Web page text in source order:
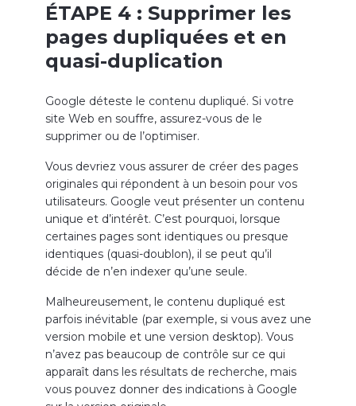
ÉTAPE 4 : Supprimer les
pages dupliquées et en
quasi-duplication
Google déteste le contenu dupliqué. Si votre
site Web en souffre, assurez-vous de le
supprimer ou de l’optimiser.
Vous devriez vous assurer de créer des pages
originales qui répondent à un besoin pour vos
utilisateurs. Google veut présenter un contenu
unique et d’intérêt. C’est pourquoi, lorsque
certaines pages sont identiques ou presque
identiques (quasi-doublon), il se peut qu’il
décide de n’en indexer qu’une seule.
Malheureusement, le contenu dupliqué est
parfois inévitable (par exemple, si vous avez une
version mobile et une version desktop). Vous
n’avez pas beaucoup de contrôle sur ce qui
apparaît dans les résultats de recherche, mais
vous pouvez donner des indications à Google